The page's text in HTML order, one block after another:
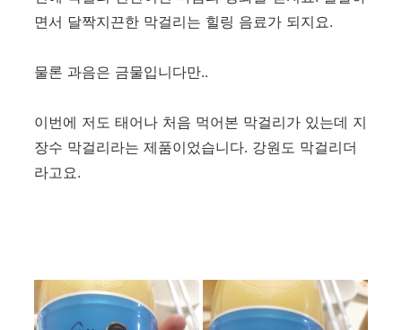
면서 달짝지끈한 막걸리는 힐링 음료가 되지요.
물론 과음은 금물입니다만..
이번에 저도 태어나 처음 먹어본 막걸리가 있는데 지
장수 막걸리라는 제품이었습니다. 강원도 막걸리더
라고요.